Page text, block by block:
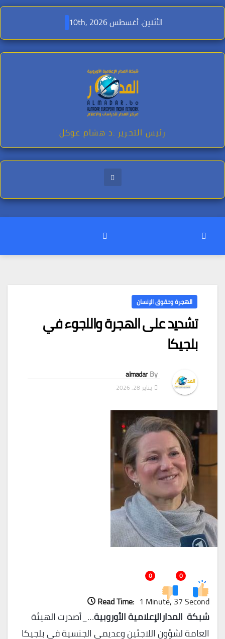
Skip
content
الأثنين. أغسطس 10th, 2026
رئيس التحرير .د هشام عوكل
الهجرة وحقوق الإنسان
تشديد على الهجرة واللجوء في
بلجيكا
By
almadar
يناير 28, 2026
0
0
Read Time: 1 Minute, 37 Second
شبكة المدارالإعلامية الأوروبية…_أصدرت الهيئة
العامة لشؤون اللاجئين وعديمي الجنسية في بلجيكا